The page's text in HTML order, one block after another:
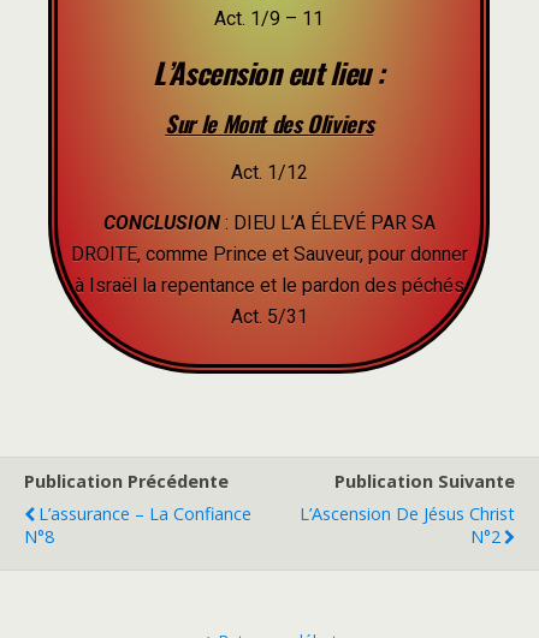
Act. 1/9 – 11
L’Ascension eut lieu :
Sur le Mont des Oliviers
Act. 1/12
CONCLUSION: DIEU L’A ÉLEVÉ PAR SA
DROITE, comme Prince et Sauveur, pour donner
à Israël la repentance et le pardon des péchés
Act. 5/31
Publication Précédente
L’assurance – La Confiance
N°8
Publication Suivante
L’Ascension De Jésus Christ
N°2